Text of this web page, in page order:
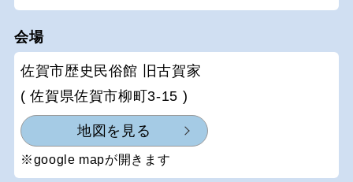
会場
佐賀市歴史民俗館 旧古賀家
( 佐賀県佐賀市柳町3-15 )
地図を見る
※google mapが開きます